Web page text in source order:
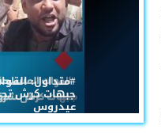
#متداول:
جبهات كرش
عيدروس